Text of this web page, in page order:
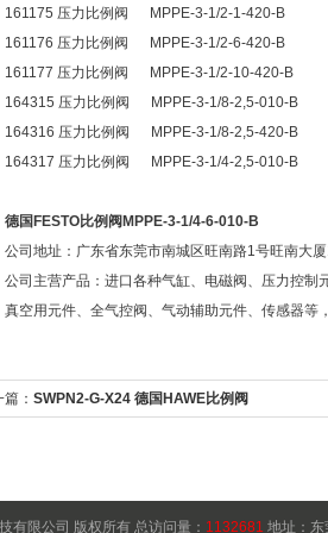
161175 压力比例阀
MPPE-3-1/2-1-420-B
161176 压力比例阀
MPPE-3-1/2-6-420-B
161177 压力比例阀
MPPE-3-1/2-10-420-B
164315 压力比例阀
MPPE-3-1/8-2,5-010-B
164316 压力比例阀
MPPE-3-1/8-2,5-420-B
164317 压力比例阀 MPPE-3-1/4-2,5-010-B
德国FESTO比例阀MPPE-3-1/4-6-010-B
公司地址：广东省东莞市南城区旺南路1号旺南大厦
公司主营产品：进口各种气缸、电磁阀、压力控制
真空用元件、全气控阀、气动辅助元件、传感器等
： SWPN2-G-X24 德国HAWE比例阀
有限公司 版权所有 总访问量： 1132681 地址：